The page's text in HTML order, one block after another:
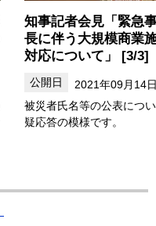
知事記者会見「緊急
長に伴う大規模商業
対応について」 [3/3]
2021年09月14
被災者氏名等の公表につ
疑応答の模様です。